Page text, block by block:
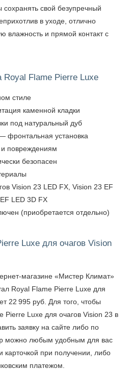
сохранять свой безупречный
в уходе, отлично
влажность и прямой контакт с
Royal Flame Pierre Luxe
стиле
каменной кладки
под натуральный дуб
фронтальная установка
и повреждениям
безопасен
Vision 23 LED FX, Vision 23 EF
LED 3D FX
(приобретается отдельно)
Luxe для очагов Vision
магазине «Мистер Климат»
Royal Flame Pierre Luxe для
22 995 руб. Для того, чтобы
Pierre Luxe для очагов Vision 23 в
заявку на сайте либо по
можно любым удобным для вас
при получении, либо
платежом.